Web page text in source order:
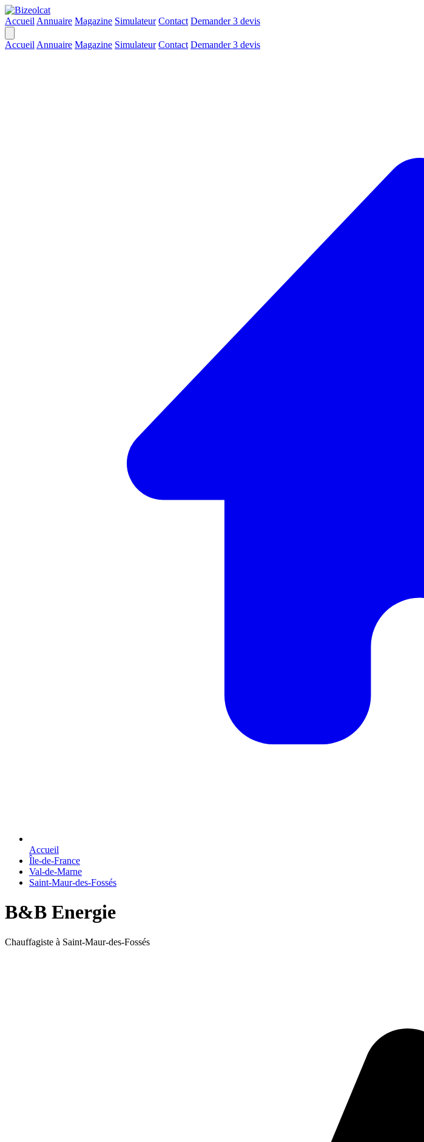
Accueil Annuaire Magazine Simulateur Contact Demander 3 devis
Accueil Annuaire Magazine Simulateur Contact Demander 3 devis
Accueil
Île-de-France
Val-de-Marne
Saint-Maur-des-Fossés
B&B Energie
Chauffagiste à Saint-Maur-des-Fossés